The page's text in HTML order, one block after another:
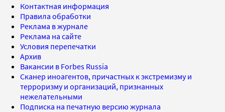
Контактная информация
Правила обработки
Реклама в журнале
Реклама на сайте
Условия перепечатки
Архив
Вакансии в Forbes Russia
Сканер иноагентов, причастных к экстремизму и
терроризму и организаций, признанных
нежелательными
Подписка на печатную версию журнала